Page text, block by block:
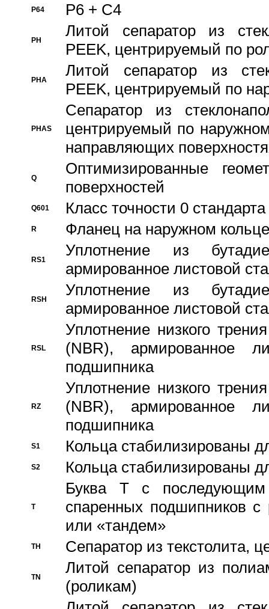
P64 P6 + C4
PH
Литой сепаратор из
PEEK, центрируемый по
PHA
Литой сепаратор из
PEEK, центрируемый по
PHAS
Сепаратор из
центрируемый по
направляющих
Q
Оптимизированные
поверхностей
Q601 Класс точности 0
R Фланец на наружном кольце
RS1
Уплотнение из
армированное листовой
RSH
Уплотнение из
армированное листовой
RSL
Уплотнение низкого
(NBR), армированное
подшипника
RZ
Уплотнение низкого
(NBR), армированное
подшипника
S1 Кольца стабилизированы
S2 Кольца стабилизированы
T
Буква T с
спаренных подшипников
или «тандем»
TH Сепаратор из текстолита,
TN
Литой сепаратор из
(роликам)